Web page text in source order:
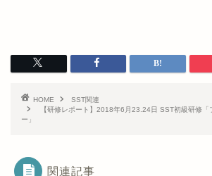
HOME
SST関連
【研修レポート】2018年6月23.24日 SST初級研修「
ー」
関連記事